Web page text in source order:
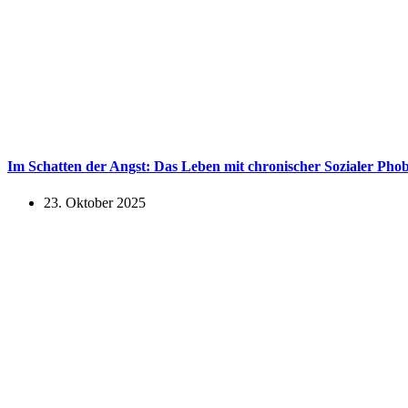
Im Schatten der Angst: Das Leben mit chronischer Sozialer
23. Oktober 2025